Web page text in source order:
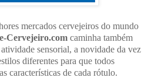
mercados cervejeiros do mundo
Cervejeiro.com caminha também
sensorial, a novidade da vez
diferentes para que todos
características de cada rótulo.